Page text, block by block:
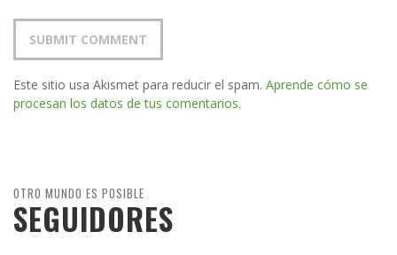
Este sitio usa Akismet para reducir el spam. Aprende cómo se
procesan los datos de tus comentarios.
OTRO MUNDO ES POSIBLE
SEGUIDORES